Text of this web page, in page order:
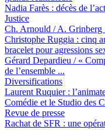
Nadia Farès : décès de
Justice
Ch. Arnould / A. Grinberg
Christophe Ruggia : cinq
bracelet pour agressions
Gérard Depardieu / «
de l’ensemble ...
Diversifications
Laurent Ruquier :
Comédie et le Studio des
Revue de presse
Rachat de SFR : une